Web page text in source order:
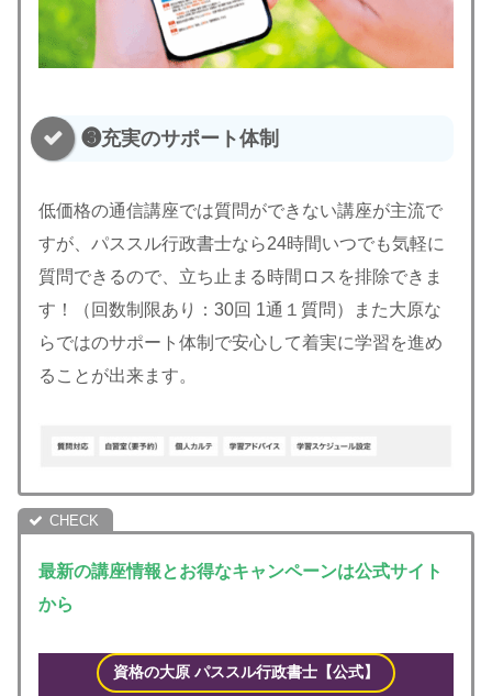
❸充実のサポート体制
低価格の通信講座では質問ができない講座が主流で
すが、パススル行政書士なら24時間いつでも気軽に
質問できるので、立ち止まる時間ロスを排除できま
す！（回数制限あり：30回 1通１質問）また大原な
らではのサポート体制で安心して着実に学習を進め
ることが出来ます。
最新の講座情報とお得なキャンペーンは公式サイト
から
資格の大原 パススル 行政書士【公式】